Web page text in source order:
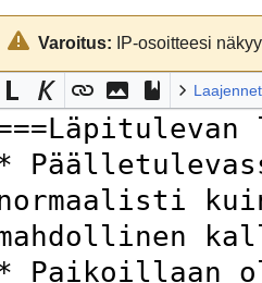
Siirry
navigaatioon
Siirry
hakuunVaroitus: IP-osoitteesi